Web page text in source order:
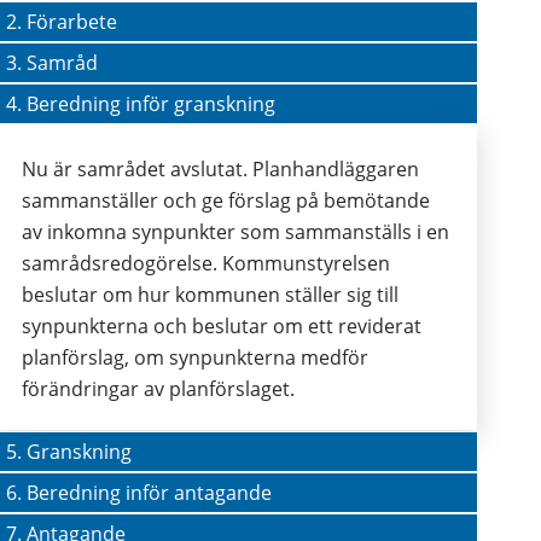
2. Förarbete
3. Samråd
4. Beredning inför granskning
Nu är samrådet avslutat. Planhandläggaren
sammanställer och ge förslag på bemötande
av inkomna synpunkter som sammanställs i en
samrådsredogörelse. Kommunstyrelsen
beslutar om hur kommunen ställer sig till
synpunkterna och beslutar om ett reviderat
planförslag, om synpunkterna medför
förändringar av planförslaget.
5. Granskning
6. Beredning inför antagande
7. Antagande